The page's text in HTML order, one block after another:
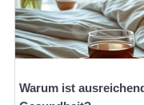
Warum ist